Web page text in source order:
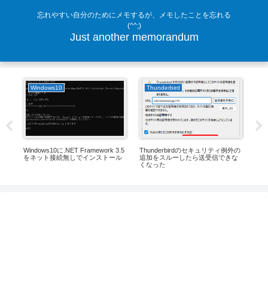
忘れやすい自分のためにメモするが、メモしたことを忘れる
(^^;)
Just another memorandum
Windows10
Windows10に.NET Framework 3.5
をネット接続無しでインストール
Thunderbird
Thunderbirdのセキュリティ例外の
追加をスルーしたら送受信できな
くなった